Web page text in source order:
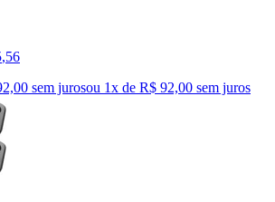
,56
sem jurosou 1x de R$ 92,00 sem juros